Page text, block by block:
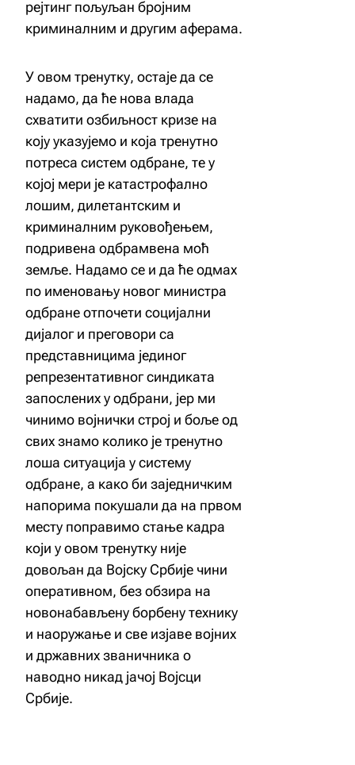
рејтинг пољуљан бројним
криминалним и другим аферама.
У овом тренутку, остаје да се
надамо, да ће нова влада
схватити озбиљност кризе на
коју указујемо и која тренутно
потреса систем одбране, те у
којој мери је катастрофално
лошим, дилетантским и
криминалним руковођењем,
подривена одбрамвена моћ
земље. Надамо се и да ће одмах
по именовању новог министра
одбране отпочети социјални
дијалог и преговори са
представницима јединог
репрезентативног синдиката
запослених у одбрани, јер ми
чинимо војнички строј и боље од
свих знамо колико је тренутно
лоша ситуација у систему
одбране, а како би заједничким
напорима покушали да на првом
месту поправимо стање кадра
који у овом тренутку није
довољан да Војску Србије чини
оперативном, без обзира на
новонабављену борбену технику
и наоружање и све изјаве војних
и државних званичника о
наводно никад јачој Војсци
Србије.